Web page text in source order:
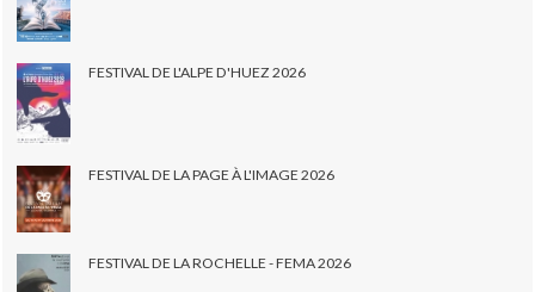
FESTIVAL DE L'ALPE D'HUEZ 2026
FESTIVAL DE LA PAGE À L'IMAGE 2026
FESTIVAL DE LA ROCHELLE - FEMA 2026